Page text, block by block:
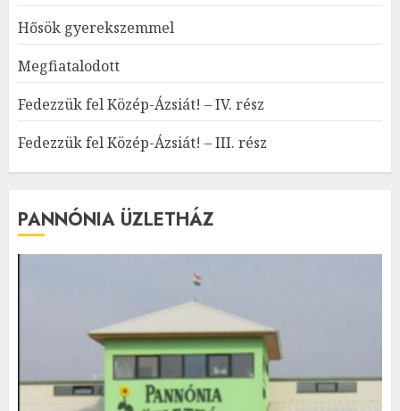
Hősök gyerekszemmel
Megfiatalodott
Fedezzük fel Közép-Ázsiát! – IV. rész
Fedezzük fel Közép-Ázsiát! – III. rész
PANNÓNIA ÜZLETHÁZ